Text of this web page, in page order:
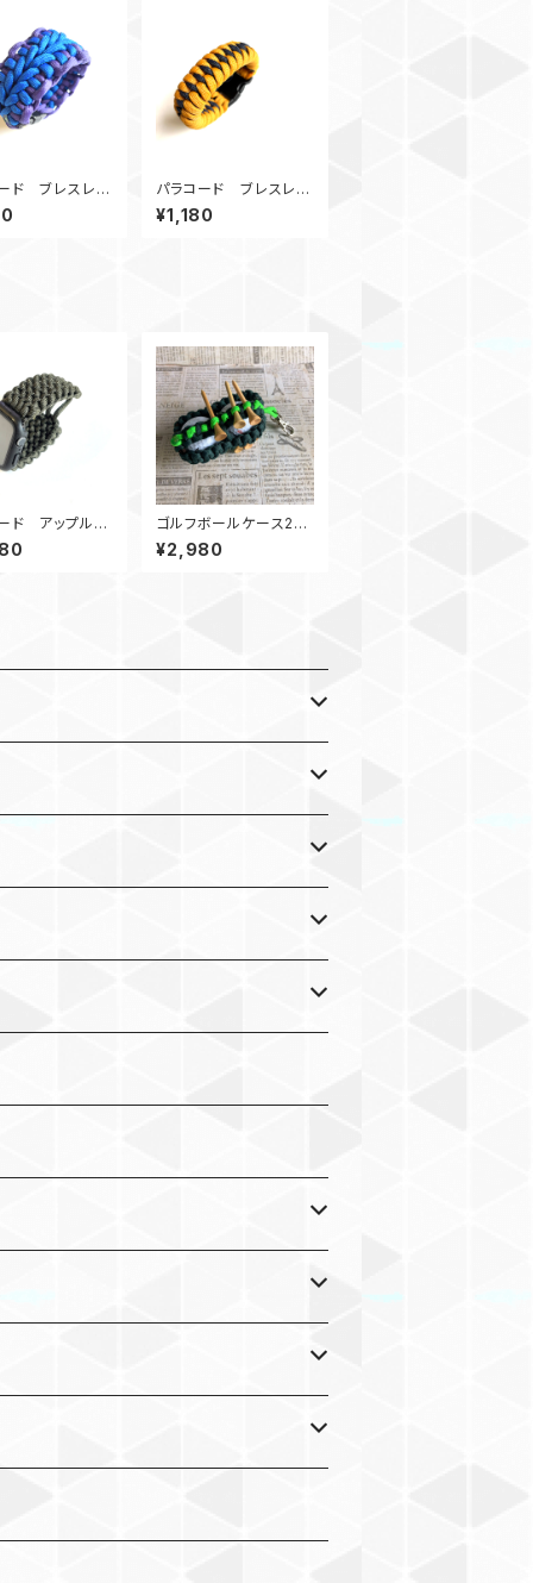
ド ブレスレッ
パラコード ブレスレッ
ト DragonTeeth_G
Nv
¥1,180
ド アップルウ
ンド44_Conq
ゴルフボールケース2
ティーホルダー SGHG
¥2,980